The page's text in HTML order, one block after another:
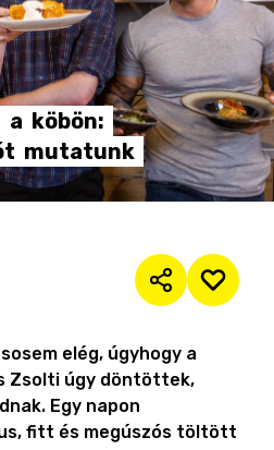
a köbön:
mutatunk
elég, úgyhogy a
Zsolti úgy döntöttek,
Egy napon
fitt és megúszós töltött